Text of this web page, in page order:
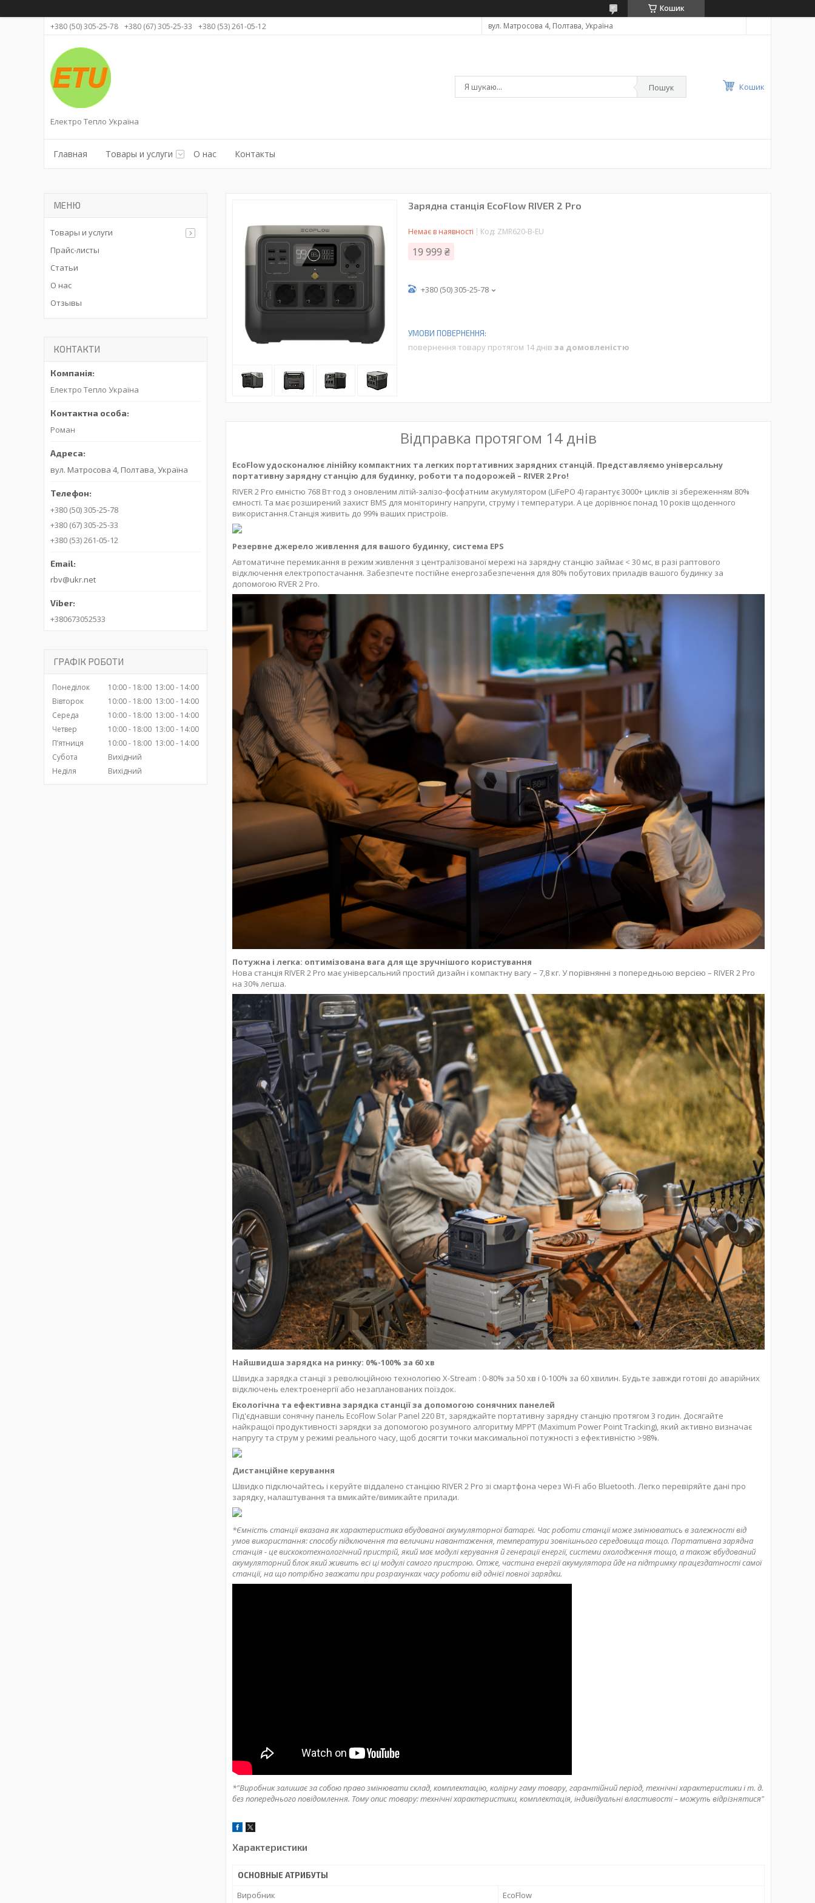
Кошик
+380 (50) 305-25-78 +380 (67) 305-25-33 +380 (53) 261-05-12 вул. Матросова 4, Полтава, Україна
Електро Тепло Україна
Пошук Кошик
Главная Товары и услуги О нас Контакты
Зарядна станція EcoFlow RIVER 2 Pro
Немає в наявності Код: ZMR620-B-EU
19 999 ₴
+380 (50) 305-25-78
повернення товару протягом 14 днів за домовленістю
Відправка протягом 14 днів
EcoFlow удосконалює лінійку компактних та легких портативних зарядних станцій. Представляємо універсальну
портативну зарядну станцію для будинку, роботи та подорожей – RIVER 2 Pro!
RIVER 2 Pro ємністю 768 Вт·год з оновленим літій-залізо-фосфатним акумулятором (LiFePO 4) гарантує 3000+ циклів зі збереженням 80%
ємності. Та має розширений захист BMS для моніторингу напруги, струму і температури. А це дорівнює понад 10 років щоденного
використання.Станція живить до 99% ваших пристроїв.
Резервне джерело живлення для вашого будинку, система EPS
Автоматичне перемикання в режим живлення з централізованої мережі на зарядну станцію займає < 30 мс, в разі раптового
відключення електропостачання. Забезпечте постійне енергозабезпечення для 80% побутових приладів вашого будинку за
допомогою RVER 2 Pro.
Потужна і легка: оптимізована вага для ще зручнішого користування
Нова станція RIVER 2 Pro має універсальний простий дизайн і компактну вагу – 7,8 кг. У порівнянні з попередньою версією – RIVER 2 Pro
на 30% легша.
Найшвидша зарядка на ринку: 0%-100% за 60 хв
Швидка зарядка станції з революційною технологією X-Stream : 0-80% за 50 хв і 0-100% за 60 хвилин. Будьте завжди готові до аварійних
відключень електроенергії або незапланованих поїздок.
Екологічна та ефективна зарядка станції за допомогою сонячних панелей
Під'єднавши сонячну панель EcoFlow Solar Panel 220 Вт, заряджайте портативну зарядну станцію протягом 3 годин. Досягайте
найкращої продуктивності зарядки за допомогою розумного алгоритму MPPT (Maximum Power Point Tracking), який активно визначає
напругу та струм у режимі реального часу, щоб досягти точки максимальної потужності з ефективністю >98%.
Дистанційне керування
Швидко підключайтесь і керуйте віддалено станцією RIVER 2 Pro зі смартфона через Wi-Fi або Bluetooth. Легко перевіряйте дані про
зарядку, налаштування та вмикайте/вимикайте прилади.
*Ємність станції вказана як характеристика вбудованої акумуляторної батареї. Час роботи станції може змінюватись в залежності від
умов використання: способу підключення та величини навантаження, температури зовнішнього середовища тощо. Портативна зарядна
станція - це вискокотехнологічний пристрій, який має модулі керування й генерації енергії, системи охолодження тощо, а також вбудований
акумуляторний блок який живить всі ці модулі самого пристрою. Отже, частина енергії акумулятора йде на підтримку працездатності самої
станції, на що потрібно зважати при розрахунках часу роботи від однієї повної зарядки.
*"Виробник залишає за собою право змінювати склад, комплектацію, колірну гаму товару, гарантійний період, технічні характеристики і т. д.
без попереднього повідомлення. Тому опис товару: технічні характеристики, комплектація, індивідуальні властивості – можуть відрізнятися"
Характеристики
ОСНОВНЫЕ АТРИБУТЫ
Виробник EcoFlow
Товары и услуги
Прайс-листы
Статьи
О нас
Отзывы
КОНТАКТИ
Електро Тепло Україна
Роман
вул. Матросова 4, Полтава, Україна
+380 (50) 305-25-78
+380 (67) 305-25-33
+380 (53) 261-05-12
rbv@ukr.net
+380673052533
ГРАФІК РОБОТИ
Понеділок 10:00 18:00 13:00
14:00
Вівторок
10:00 18:00 13:00
14:00
Середа
10:00 18:00 13:00
14:00
Четвер
10:00 18:00 13:00
14:00
Пʼятниця
10:00 18:00 13:00
14:00
Субота
Вихідний
Неділя
Вихідний